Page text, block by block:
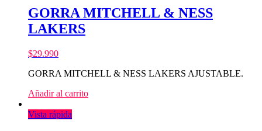
GORRA MITCHELL & NESS
LAKERS
$29.990
GORRA MITCHELL & NESS LAKERS AJUSTABLE.
Añadir al carrito
Vista rápida